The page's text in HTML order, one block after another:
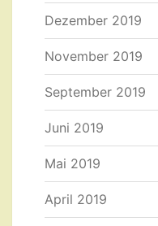
Dezember 2019
November 2019
September 2019
Juni 2019
Mai 2019
April 2019